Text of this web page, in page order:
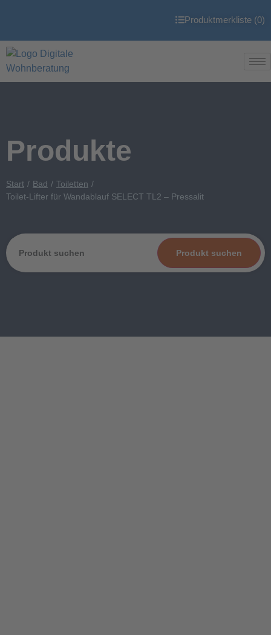
Produktmerkliste (0)
Produkte
Start Bad
Toiletten
Toilet-Lifter für Wandablauf SELECT TL2 – Pressalit
Produkt suchen